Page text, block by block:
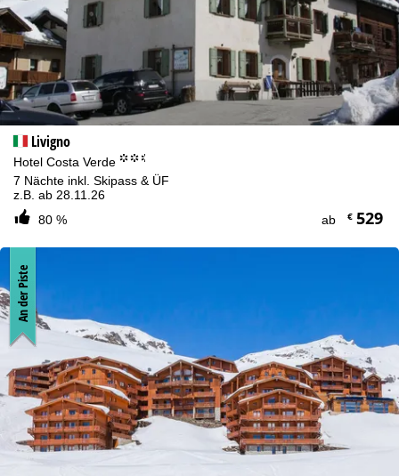
Livigno
Hotel Costa Verde °°.
7 Nächte inkl. Skipass & ÜF
z.B. ab 28.11.26
80 %
ab €529
An der Piste